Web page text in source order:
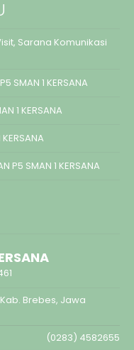
Sarana Komunikasi
SMAN 1 KERSANA
1 KERSANA
P5 SMAN 1 KERSANA
Brebes, Jawa
(0283) 4582655